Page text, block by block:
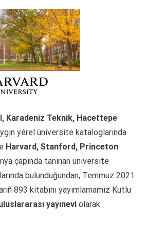
Karadeniz Teknik, Hacettepe
yérel üniversite kataloglarında
Harvard, Stanford, Princeton
çapında tanınan üniversite
bulunduğundan, Temmuz 2021
893 kitabını yayımlamamız Kutlu
yayınevi olarak